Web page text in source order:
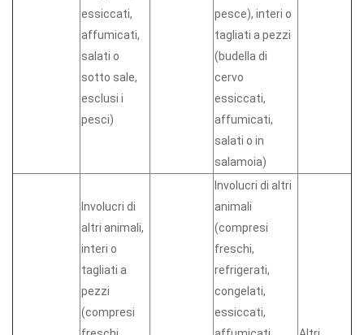
essiccati,
affumicati,
salati o
sotto sale,
esclusi i
pesci)
pesce), interi o
tagliati a pezzi
(budella di
cervo
essiccati,
affumicati,
salati o in
salamoia)
Involucri di
altri animali,
interi o
tagliati a
pezzi
(compresi
Involucri di altri
animali
(compresi
freschi,
refrigerati,
congelati,
essiccati,